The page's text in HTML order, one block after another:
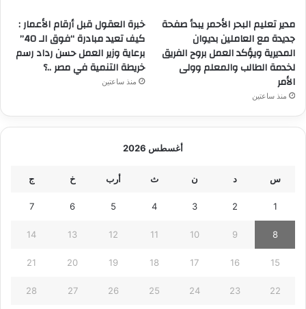
مدير تعليم البحر الأحمر يبدأ صفحة
جديدة مع العاملين بديوان
المديرية ويؤكد العمل بروح الفريق
لخدمة الطالب والمعلم وولى
الأمر
منذ ساعتين
خبرة العقول قبل أرقام الأعمار :
كيف تعيد مبادرة “فوق الـ 40”
برعاية وزير العمل حسن رداد رسم
خريطة التنمية في مصر ..؟
منذ ساعتين
أغسطس 2026
س د ن ث أرب خ ج
1
2
3
4
5
6
7
8
9
10
11
12
13
14
15
16
17
18
19
20
21
22
23
24
25
26
27
28